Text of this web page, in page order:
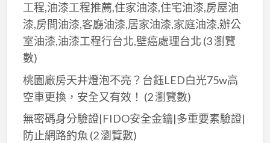
工程,油漆工程推薦,住家油漆,住宅油漆,房屋油
漆,房間油漆,客廳油漆,居家油漆,家庭油漆,辦公
室油漆,油漆工程行台北,壁癌處理台北 (3 瀏覽
數)
桃園廠房天井燈泡不亮？台鈺LED白光75w高
空車更換，安全又有效！ (2 瀏覽數)
無密碼身分驗證|FIDO安全金鑰|多重要素驗證|
防止網路釣魚 (2 瀏覽數)